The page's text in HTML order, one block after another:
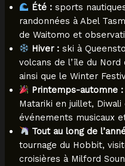
Été : sports
randonnées à Abel
de Waitomo et
Hiver : ski à
volcans de l’île du
ainsi que le Winter
Printemps-automne :
Matariki en juillet,
événements musicaux
Tout au long de
tournage du Hobbit,
croisières à Milford